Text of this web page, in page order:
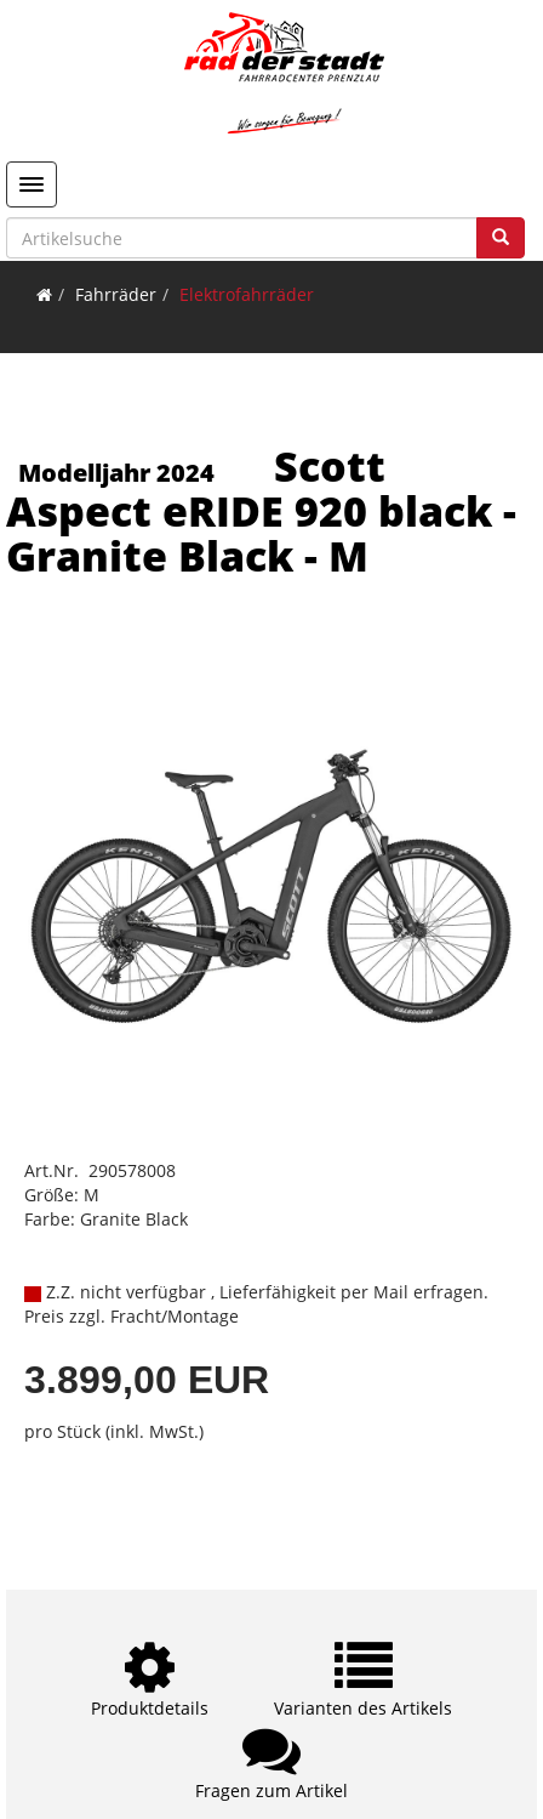
Toggle navigation
Fahrräder Elektrofahrräder
Modelljahr 2024
Scott
Aspect eRIDE 920 black -
Granite Black - M
Art.Nr. 290578008
Größe: M
Farbe: Granite Black
Z.Z. nicht verfügbar , Lieferfähigkeit per Mail erfragen.
Preis zzgl. Fracht/Montage
3.899,00 EUR
pro Stück (inkl. MwSt.)
Produktdetails Varianten des Artikels
Fragen zum Artikel